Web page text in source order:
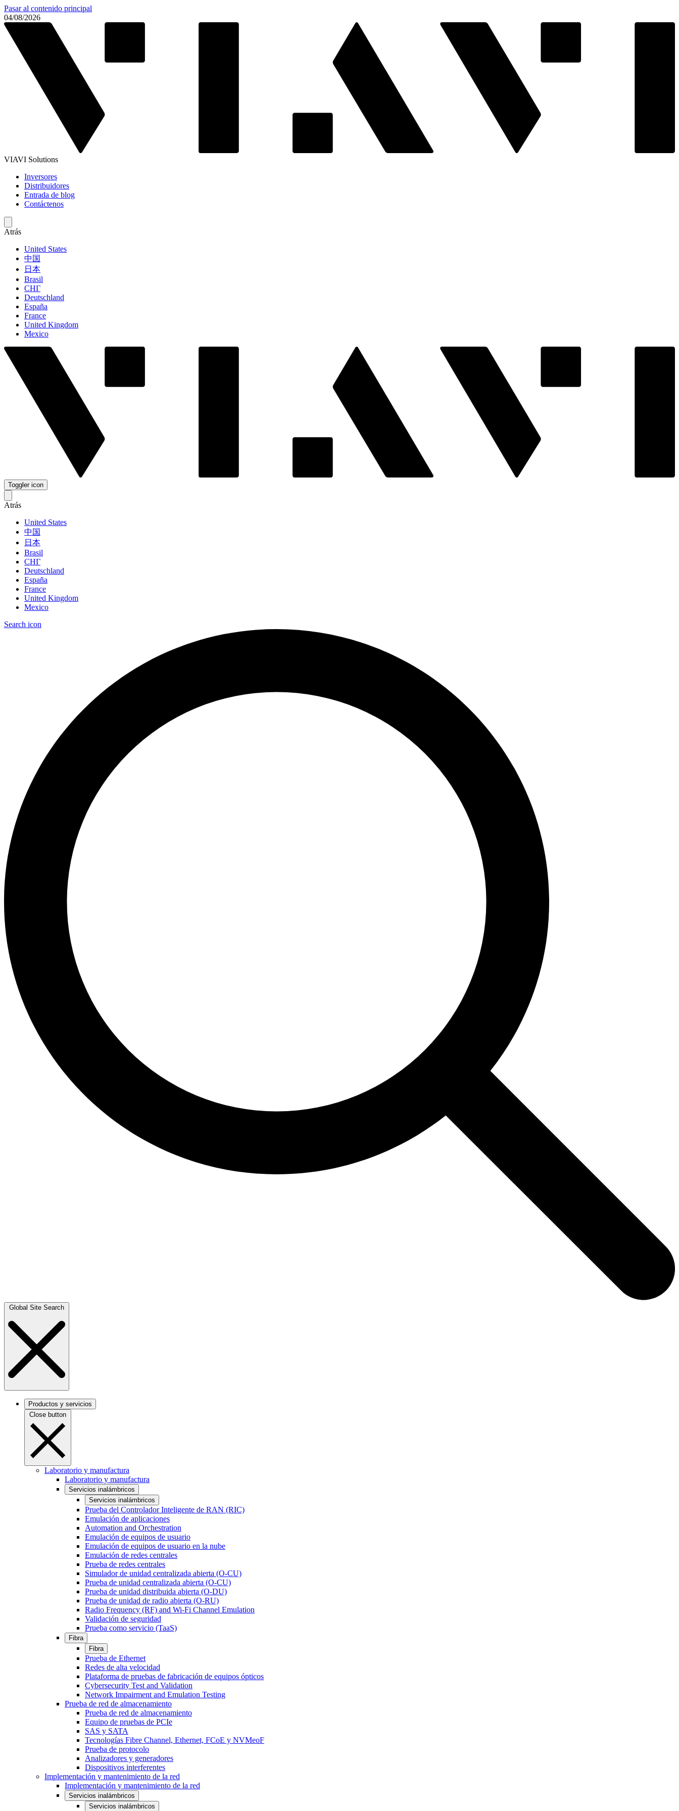
Pasar al contenido principal
04/08/2026
VIAVI Solutions
Inversores
Distribuidores
Entrada de blog
Contáctenos
Atrás
United States
中国
日本
Brasil
СНГ
Deutschland
España
France
United Kingdom
Mexico
Toggler icon
Atrás
United States
中国
日本
Brasil
СНГ
Deutschland
España
France
United Kingdom
Mexico
Search icon
Global Site Search
Productos y servicios
Close button
Laboratorio y manufactura
Laboratorio y manufactura
Servicios inalámbricos
Servicios inalámbricos
Prueba del Controlador Inteligente de RAN (RIC)
Emulación de aplicaciones
Automation and Orchestration
Emulación de equipos de usuario
Emulación de equipos de usuario en la nube
Emulación de redes centrales
Prueba de redes centrales
Simulador de unidad centralizada abierta (O-CU)
Prueba de unidad centralizada abierta (O-CU)
Prueba de unidad distribuida abierta (O-DU)
Prueba de unidad de radio abierta (O-RU)
Radio Frequency (RF) and Wi-Fi Channel Emulation
Validación de seguridad
Prueba como servicio (TaaS)
Fibra
Fibra
Prueba de Ethernet
Redes de alta velocidad
Plataforma de pruebas de fabricación de equipos ópticos
Cybersecurity Test and Validation
Network Impairment and Emulation Testing
Prueba de red de almacenamiento
Prueba de red de almacenamiento
Equipo de pruebas de PCIe
SAS y SATA
Tecnologías Fibre Channel, Ethernet, FCoE y NVMeoF
Prueba de protocolo
Analizadores y generadores
Dispositivos interferentes
Implementación y mantenimiento de la red
Implementación y mantenimiento de la red
Servicios inalámbricos
Servicios inalámbricos